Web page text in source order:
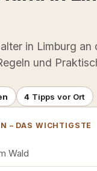
in Limburg an
und
4 Tipps vor Ort
– DAS WICHTIGSTE
Wald